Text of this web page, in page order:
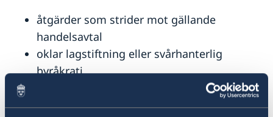
åtgärder som strider mot gällande
handelsavtal
oklar lagstiftning eller svårhanterlig
byråkrati
politisk inblandning i olika ärenden eller
rättsliga processer.